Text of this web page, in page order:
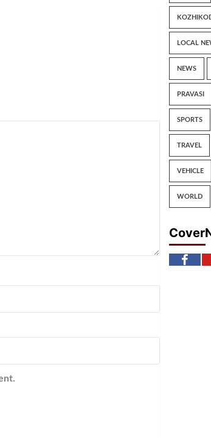
LOCAL
NEWS
PRAVASI
SPORTS
TRAVEL
VEHICLE
WORLD